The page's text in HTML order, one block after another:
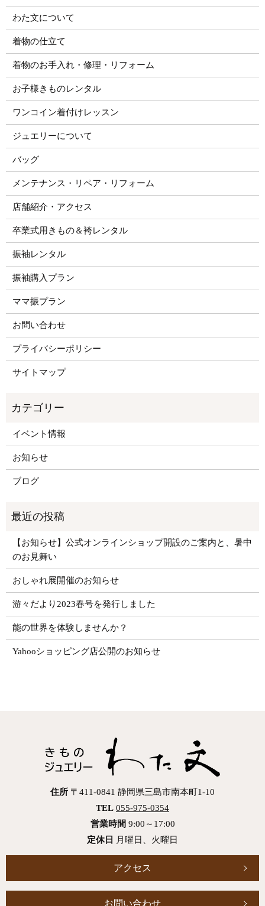
わた文について
着物の仕立て
着物のお手入れ・修理・リフォーム
お子様きものレンタル
ワンコイン着付けレッスン
ジュエリーについて
バッグ
メンテナンス・リペア・リフォーム
店舗紹介・アクセス
卒業式用きもの＆袴レンタル
振袖レンタル
振袖購入プラン
ママ振プラン
お問い合わせ
プライバシーポリシー
サイトマップ
イベント情報
お知らせ
ブログ
【お知らせ】公式オンラインショップ開設のご案内と、暑中
のお見舞い
おしゃれ展開催のお知らせ
游々だより2023春号を発行しました
能の世界を体験しませんか？
Yahooショッピング店公開のお知らせ
住所 〒411-0841 静岡県三島市南本町1-10
TEL 055-975-0354
営業時間 9:00～17:00
定休日
月曜日、火曜日
アクセス
お問い合わせ